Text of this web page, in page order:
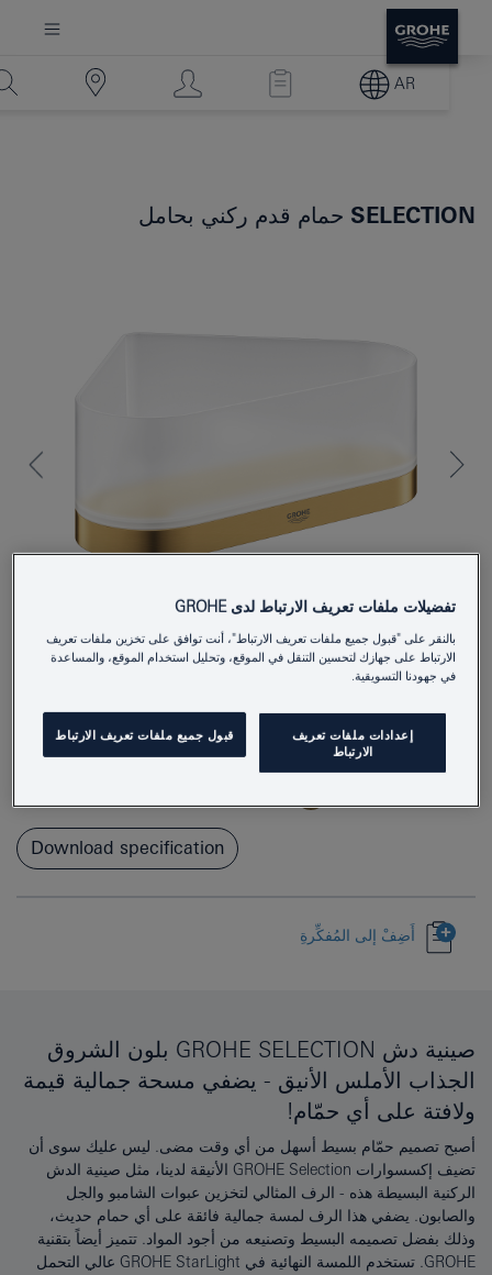
AR
SELECTION حمام قدم ركني بحامل
4005176577246
Download specification
أَضِفْ إلى المُفكِّرةِ
صينية دش GROHE SELECTION بلون الشروق
الجذاب الأملس الأنيق - يضفي مسحة جمالية قيمة
ولافتة على أي حمّام!
أصبح تصميم حمّام بسيط أسهل من أي وقت مضى. ليس عليك سوى أن
تضيف إكسسوارات GROHE Selection الأنيقة لدينا، مثل صينية الدش
الركنية البسيطة هذه - الرف المثالي لتخزين عبوات الشامبو والجل
والصابون. يضفي هذا الرف لمسة جمالية فائقة على أي حمام حديث،
وذلك بفضل تصميمه البسيط وتصنيعه من أجود المواد. تتميز أيضاً بتقنية
GROHE. تستخدم اللمسة النهائية في GROHE StarLight عالي التحمل
تفضيلات ملفات تعريف الارتباط لدى GROHE
بالنقر على "قبول جميع ملفات تعريف الارتباط"، أنت توافق على تخزين ملفات تعريف
الارتباط على جهازك لتحسين التنقل في الموقع، وتحليل استخدام الموقع، والمساعدة
في جهودنا التسويقية.
إعدادات ملفات تعريف
الارتباط
قبول جميع ملفات تعريف الارتباط